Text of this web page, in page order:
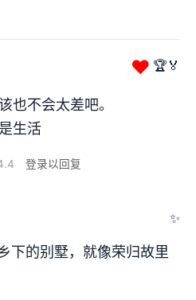
❤ 🏆🏅
也不会太差吧。
生活
登录以回复
✨
下的别墅，就像荣归故里